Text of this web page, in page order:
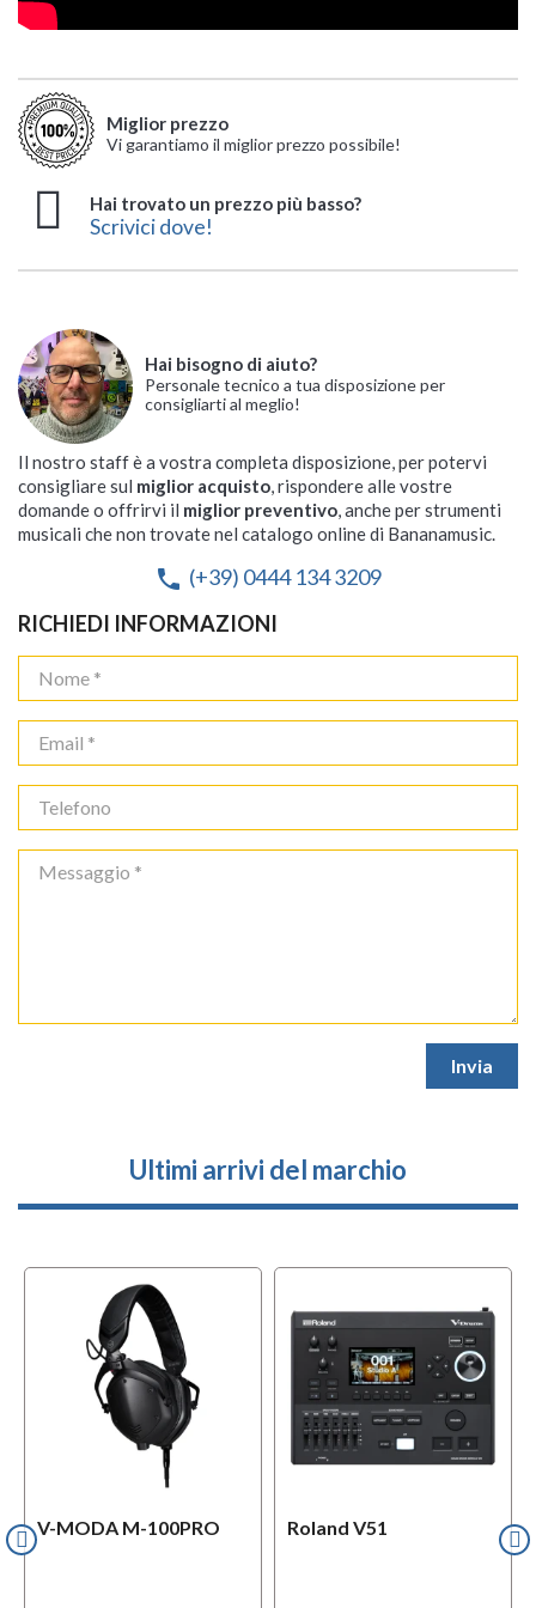
Miglior prezzo
Vi garantiamo il miglior prezzo possibile!
Hai trovato un prezzo più basso?
Scrivici dove!
Hai bisogno di aiuto?
Personale tecnico a tua disposizione per
consigliarti al meglio!
Il nostro staff è a vostra completa disposizione, per potervi
consigliare sul miglior acquisto, rispondere alle vostre
domande o offrirvi il miglior preventivo, anche per strumenti
musicali che non trovate nel catalogo online di Bananamusic.
phone (+39) 0444 134 3209
RICHIEDI INFORMAZIONI
Ultimi arrivi del marchio
V-MODA M-100PRO Roland V51